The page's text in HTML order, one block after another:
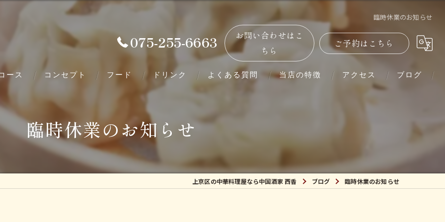
臨時休業のお知らせ
075-255-6663
お問い合わせはこ
ちら
ご予約はこちら
ース コンセプト フード ドリンク よくある質問 当店の特徴
ディナー
アクセス ブログ
臨時休業のお知らせ
上京区の中華料理屋なら中国酒家 西香 ブログ 臨時休業のお知らせ